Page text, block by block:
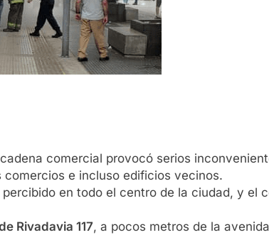
comercial provocó serios
e incluso edificios vecinos.
en todo el centro de la ciudad, y el
Rivadavia 117, a pocos metros de la